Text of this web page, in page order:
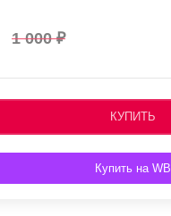
1 000
КУПИТЬ
Купить на WB